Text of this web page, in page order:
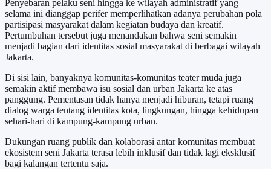
Penyebaran pelaku seni hingga ke wilayah administratif yang
selama ini dianggap perifer memperlihatkan adanya perubahan pola
partisipasi masyarakat dalam kegiatan budaya dan kreatif.
Pertumbuhan tersebut juga menandakan bahwa seni semakin
menjadi bagian dari identitas sosial masyarakat di berbagai wilayah
Jakarta.
Di sisi lain, banyaknya komunitas-komunitas teater muda juga
semakin aktif membawa isu sosial dan urban Jakarta ke atas
panggung. Pementasan tidak hanya menjadi hiburan, tetapi ruang
dialog warga tentang identitas kota, lingkungan, hingga kehidupan
sehari-hari di kampung-kampung urban.
Dukungan ruang publik dan kolaborasi antar komunitas membuat
ekosistem seni Jakarta terasa lebih inklusif dan tidak lagi eksklusif
bagi kalangan tertentu saja.